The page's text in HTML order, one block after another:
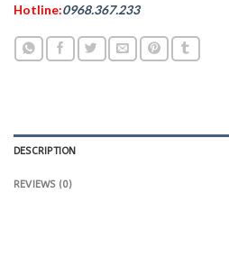
Hotline:0968.367.233
DESCRIPTION
REVIEWS (0)